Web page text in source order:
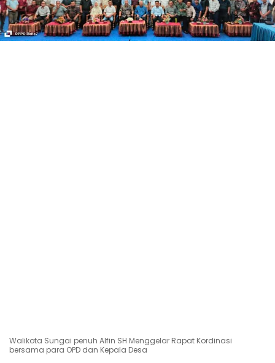
Walikota Sungai penuh Alfin SH Menggelar Rapat Kordinasi
bersama para OPD dan Kepala Desa